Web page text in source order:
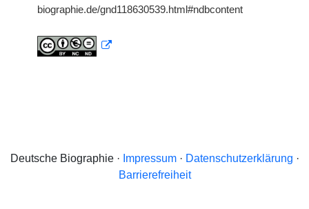
biographie.de/gnd118630539.html#ndbcontent
Deutsche Biographie · Impressum· Datenschutzerklärung ·
Barrierefreiheit